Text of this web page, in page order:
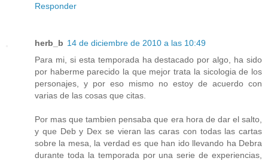
Responder
herb_b 14 de diciembre de 2010 a las 10:49
Para mi, si esta temporada ha destacado por algo, ha sido
por haberme parecido la que mejor trata la sicologia de los
personajes, y por eso mismo no estoy de acuerdo con
varias de las cosas que citas.
Por mas que tambien pensaba que era hora de dar el salto,
y que Deb y Dex se vieran las caras con todas las cartas
sobre la mesa, la verdad es que han ido llevando ha Debra
durante toda la temporada por una serie de experiencias,